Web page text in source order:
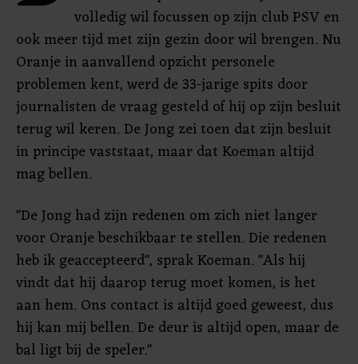
volledig wil focussen op zijn club PSV en
ook meer tijd met zijn gezin door wil brengen. Nu
Oranje in aanvallend opzicht personele
problemen kent, werd de 33-jarige spits door
journalisten de vraag gesteld of hij op zijn besluit
terug wil keren. De Jong zei toen dat zijn besluit
in principe vaststaat, maar dat Koeman altijd
mag bellen.
"De Jong had zijn redenen om zich niet langer
voor Oranje beschikbaar te stellen. Die redenen
heb ik geaccepteerd", sprak Koeman. "Als hij
vindt dat hij daarop terug moet komen, is het
aan hem. Ons contact is altijd goed geweest, dus
hij kan mij bellen. De deur is altijd open, maar de
bal ligt bij de speler."